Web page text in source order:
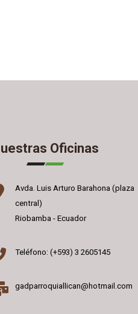
Oficinas
Avda. Luis Arturo Barahona (plaza
central)
Riobamba - Ecuador
Teléfono: (+593) 3 2605145
gadparroquiallican@hotmail.com